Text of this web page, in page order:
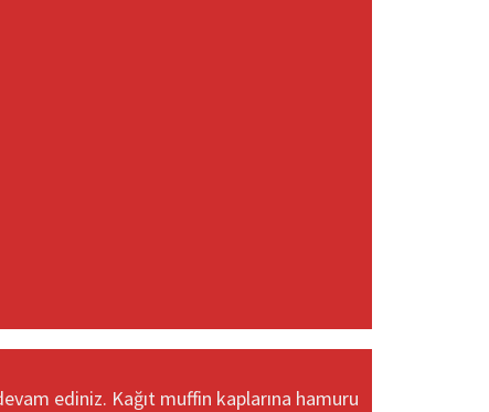
ediniz. Kağıt muffin kaplarına hamuru